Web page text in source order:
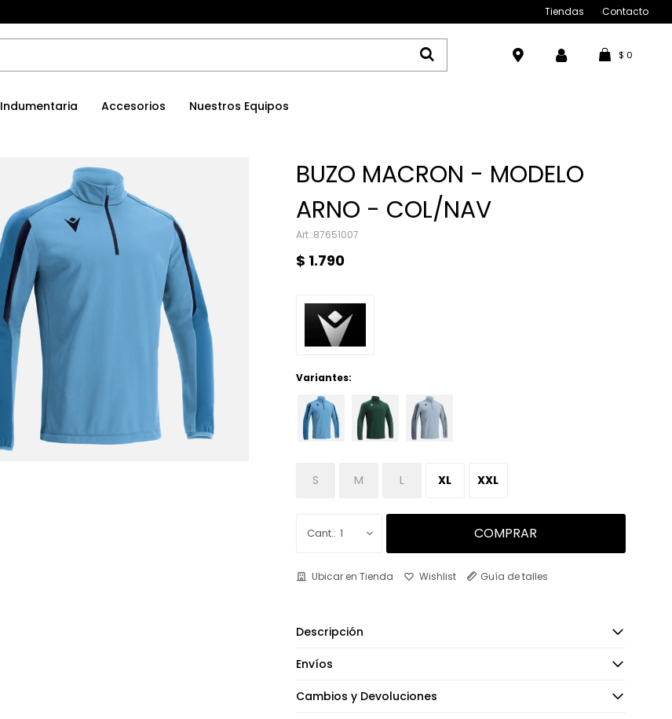
Indumentaria Accesorios Nuestros Equipos
$ 0
Tiendas Contacto
BUZO MACRON - MODELO
ARNO - COL/NAV
87651007
$ 1.790
Variantes:
S M L XL XXL
1 COMPRAR
Ubicar en Tienda Guía de talles
Descripción
Envíos
Cambios y Devoluciones